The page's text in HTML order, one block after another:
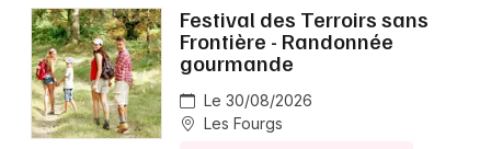
Festival des Terroirs sans
Frontière - Randonnée
gourmande
Le 30/08/2026
Les Fourgs